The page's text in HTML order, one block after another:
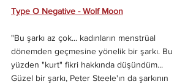
Type O Negative - Wolf Moon
"Bu şarkı az çok... kadınların menstrüal
dönemden geçmesine yönelik bir şarkı. Bu
yüzden "kurt" fikri hakkında düşündüm...
Güzel bir şarkı, Peter Steele'ın da şarkının